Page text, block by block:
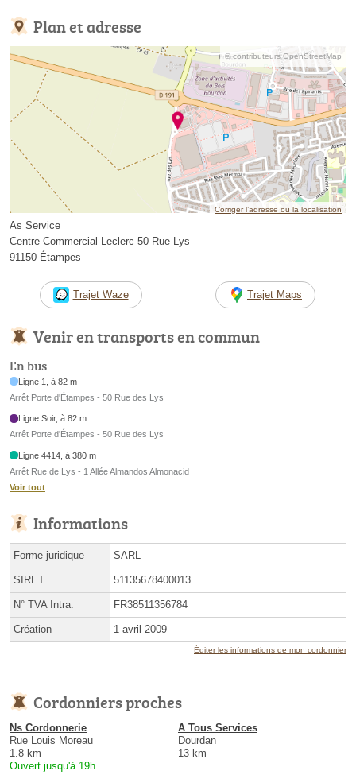
Plan et adresse
© contributeurs OpenStreetMap
Corriger l’adresse ou la localisation
As Service
Centre Commercial Leclerc 50 Rue Lys
91150 Étampes
Trajet Waze Trajet Maps
Venir en transports en commun
En bus
Ligne 1, à 82 m
Arrêt Porte d'Étampes - 50 Rue des Lys
Ligne Soir, à 82 m
Arrêt Porte d'Étampes - 50 Rue des Lys
Ligne 4414, à 380 m
Arrêt Rue de Lys - 1 Allée Almandos Almonacid
Voir tout
Informations
Forme juridique SARL
SIRET 51135678400013
N° TVA Intra. FR38511356784
Création 1 avril 2009
Éditer les informations de mon cordonnier
Cordonniers proches
Ns Cordonnerie
Rue Louis Moreau
1.8 km
Ouvert jusqu'à 19h
A Tous Services
Dourdan
13 km